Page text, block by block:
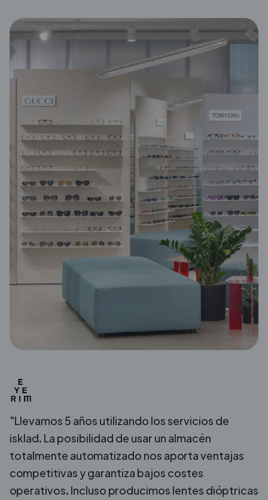
"Llevamos 5 años utilizando los servicios de
isklad. La posibilidad de usar un almacén
totalmente automatizado nos aporta ventajas
competitivas y garantiza bajos costes
operativos. Incluso producimos lentes dióptricas